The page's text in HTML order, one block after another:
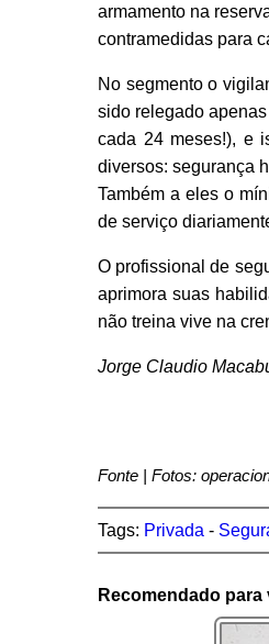
armamento na
contramedidas para
No segmento o
sido relegado
cada 24 meses!), e
diversos: segurança
Também a eles o
de serviço
O profissional de
aprimora suas
não treina vive na
Jorge Claudio
Fonte | Fotos:
Tags: Privada -
Recomendado para